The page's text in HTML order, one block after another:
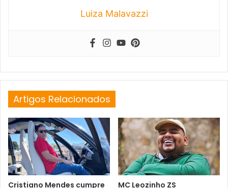
Luiza Malavazzi
Artigos Relacionados
Cristiano Mendes cumpre MC Leozinho ZS